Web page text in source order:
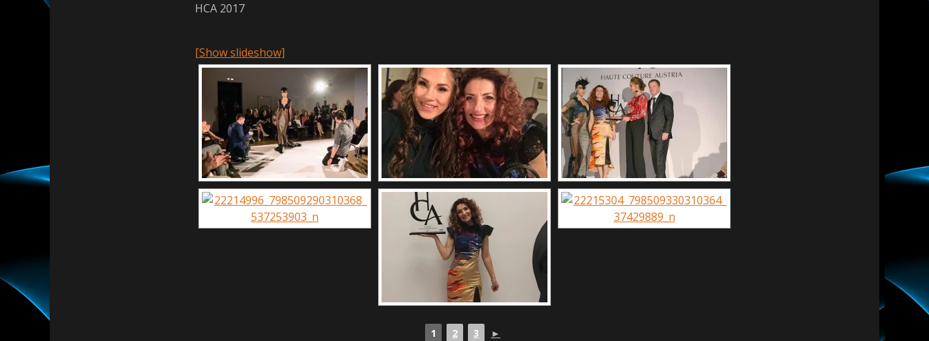
HCA 2017
[Show slideshow]
1 2 3 ►